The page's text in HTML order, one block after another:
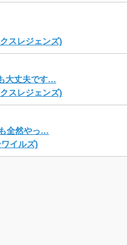
スレジェンズ)
大丈夫です…
スレジェンズ)
全然やっ…
イルズ)